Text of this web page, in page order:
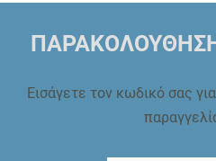
Εισάγετε τον κωδικό σας